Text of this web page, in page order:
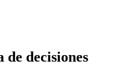
decisiones